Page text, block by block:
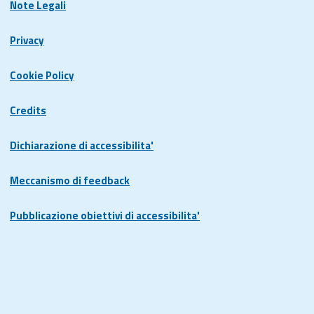
Note Legali
Privacy
Cookie Policy
Credits
Dichiarazione di accessibilita'
Meccanismo di feedback
Pubblicazione obiettivi di accessibilita'